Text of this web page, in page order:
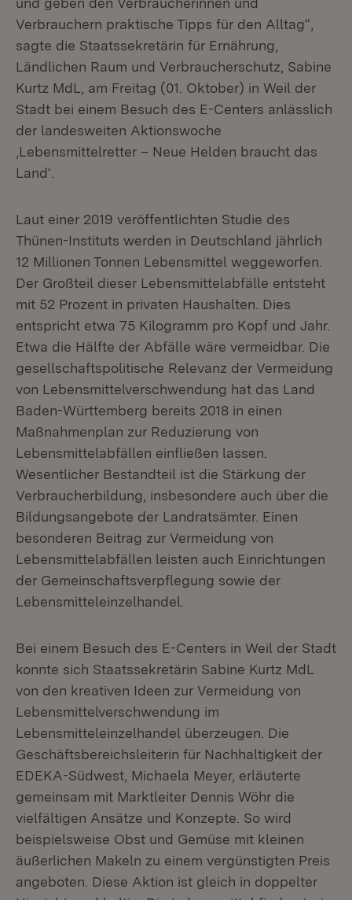
Verbrauchern praktische Tipps für den Alltag“,
sagte die Staatssekretärin für Ernährung,
Ländlichen Raum und Verbraucherschutz, Sabine
Kurtz MdL, am Freitag (01. Oktober) in Weil der
Stadt bei einem Besuch des E-Centers anlässlich
der landesweiten Aktionswoche
‚Lebensmittelretter – Neue Helden braucht das
Land‘.
Laut einer 2019 veröffentlichten Studie des
Thünen-Instituts werden in Deutschland jährlich
12 Millionen Tonnen Lebensmittel weggeworfen.
Der Großteil dieser Lebensmittelabfälle entsteht
mit 52 Prozent in privaten Haushalten. Dies
entspricht etwa 75 Kilogramm pro Kopf und Jahr.
Etwa die Hälfte der Abfälle wäre vermeidbar. Die
gesellschaftspolitische Relevanz der Vermeidung
von Lebensmittelverschwendung hat das Land
Baden-Württemberg bereits 2018 in einen
Maßnahmenplan zur Reduzierung von
Lebensmittelabfällen einfließen lassen.
Wesentlicher Bestandteil ist die Stärkung der
Verbraucherbildung, insbesondere auch über die
Bildungsangebote der Landratsämter. Einen
besonderen Beitrag zur Vermeidung von
Lebensmittelabfällen leisten auch Einrichtungen
der Gemeinschaftsverpflegung sowie der
Lebensmitteleinzelhandel.
Bei einem Besuch des E-Centers in Weil der Stadt
konnte sich Staatssekretärin Sabine Kurtz MdL
von den kreativen Ideen zur Vermeidung von
Lebensmittelverschwendung im
Lebensmitteleinzelhandel überzeugen. Die
Geschäftsbereichsleiterin für Nachhaltigkeit der
EDEKA-Südwest, Michaela Meyer, erläuterte
gemeinsam mit Marktleiter Dennis Wöhr die
vielfältigen Ansätze und Konzepte. So wird
beispielsweise Obst und Gemüse mit kleinen
äußerlichen Makeln zu einem vergünstigten Preis
angeboten. Diese Aktion ist gleich in doppelter